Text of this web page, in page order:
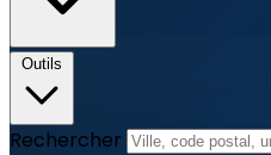
Outils
Rechercher